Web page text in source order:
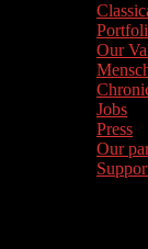
Our
Jobs
Press
Our